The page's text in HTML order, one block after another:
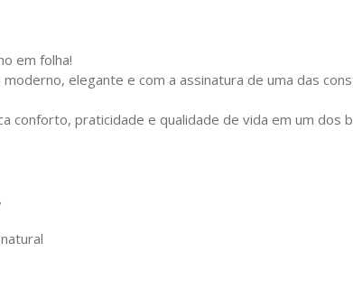
em folha!
elegante e com a assinatura de uma das
conforto, praticidade e qualidade de vida em um dos